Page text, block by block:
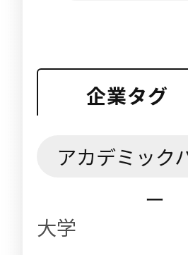
企業タグ
アカデミック
ー
大学